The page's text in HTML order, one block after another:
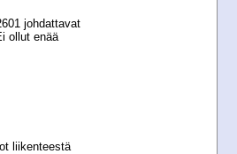
johdattavat
ollut enää
liikenteestä